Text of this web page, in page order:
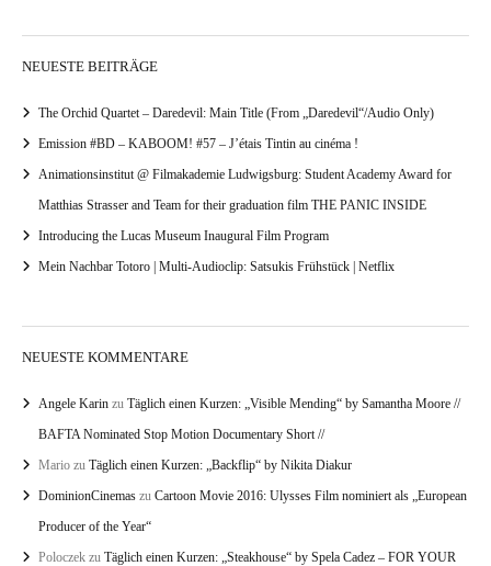
NEUESTE BEITRÄGE
The Orchid Quartet – Daredevil: Main Title (From „Daredevil“/Audio Only)
Emission #BD – KABOOM! #57 – J’étais Tintin au cinéma !
Animationsinstitut @ Filmakademie Ludwigsburg: Student Academy Award for
Matthias Strasser and Team for their graduation film THE PANIC INSIDE
Introducing the Lucas Museum Inaugural Film Program
Mein Nachbar Totoro | Multi-Audioclip: Satsukis Frühstück | Netflix
NEUESTE KOMMENTARE
Angele Karin zu Täglich einen Kurzen: „Visible Mending“ by Samantha Moore //
BAFTA Nominated Stop Motion Documentary Short //
Mario zu Täglich einen Kurzen: „Backflip“ by Nikita Diakur
DominionCinemas zu Cartoon Movie 2016: Ulysses Film nominiert als „European
Producer of the Year“
Poloczek zu Täglich einen Kurzen: „Steakhouse“ by Spela Cadez – FOR YOUR